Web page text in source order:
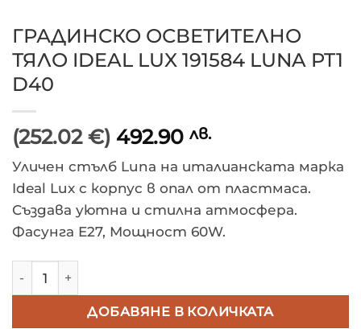
ГРАДИНСКО ОСВЕТИТЕЛНО
ТЯЛО IDEAL LUX 191584 LUNA PT1
D40
(252.02 €) 492.90 лв.
Уличен стълб Luna на италианската марка
Ideal Lux с корпус в опал от пластмаса.
Създава уютна и стилна атмосфера.
Фасунга E27, Мощност 60W.
ДОБАВЯНЕ В КОЛИЧКАТА